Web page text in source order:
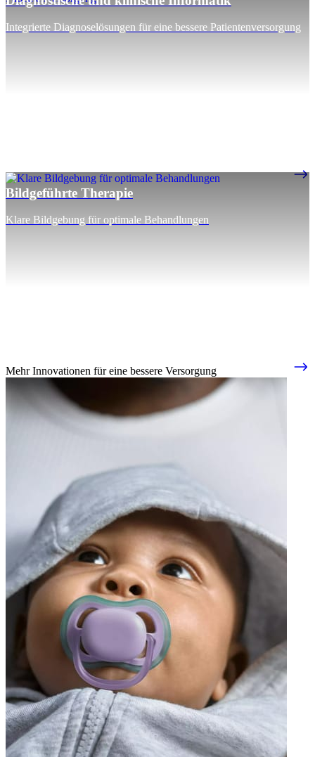
Integrierte Diagnoselösungen für eine bessere Patientenversorgung
Bildgeführte Therapie
Klare Bildgebung für optimale Behandlungen
Mehr Innovationen für eine bessere Versorgung